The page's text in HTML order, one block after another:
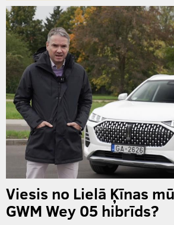
Viesis no Lielā Ķīnas
GWM Wey 05 hibrīds?